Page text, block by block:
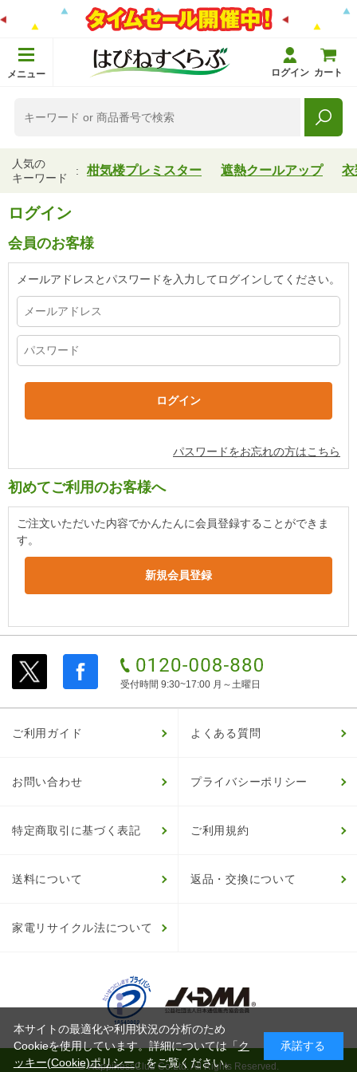
メニュー ログイン カート
人気の
キーワード
柑気楼プレミスター 遮熱クールアップ 衣
ログイン
会員のお客様
メールアドレスとパスワードを入力してログインしてください。
パスワードをお忘れの方はこちら
初めてご利用のお客様へ
ご注文いただいた内容でかんたんに会員登録することができま
す。
受付時間 9:30~17:00 月～土曜日
ご利用ガイド よくある質問
お問い合わせ プライバシーポリシー
特定商取引に基づく表記 ご利用規約
送料について 返品・交換について
家電リサイクル法について
© HappinessClub Co.Ltd. All Rights Reserved.
本サイトの最適化や利用状況の分析のため
Cookieを使用しています。詳細については「ク
ッキー(Cookie)ポリシー」をご覧ください。
承諾する